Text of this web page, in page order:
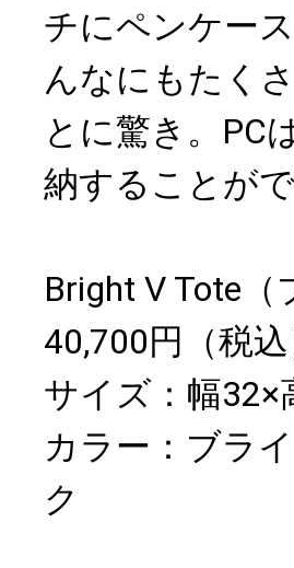
チにペンケー
んなにもたく
とに驚き。PC
納することがで
Bright V Tote
40,700円（税込
サイズ：幅32×
カラー：ブラ
ク